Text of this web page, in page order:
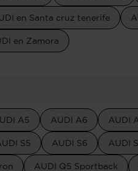
en Santa cruz tenerife
en Zamora
A5 AUDI A6 AUDI
S5 AUDI S6 AUDI
AUDI Q5 Sportback